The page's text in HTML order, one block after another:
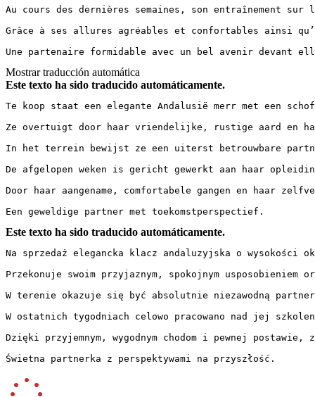
Au cours des dernières semaines, son entraînement
Grâce à ses allures agréables et confortables ainsi
Une partenaire formidable avec un bel avenir devant
Mostrar traducción automática
Este texto ha sido traducido automáticamente.
Te koop staat een elegante Andalusië merr met een
Ze overtuigt door haar vriendelijke, rustige aard en
In het terrein bewijst ze een uiterst betrouwbare
De afgelopen weken is gericht gewerkt aan haar
Door haar aangename, comfortabele gangen en
Een geweldige partner met toekomstperspectief.
Este texto ha sido traducido automáticamente.
Na sprzedaż elegancka klacz andaluzyjska o
Przekonuje swoim przyjaznym, spokojnym
W terenie okazuje się być absolutnie niezawodną
W ostatnich tygodniach celowo pracowano nad jej
Dzięki przyjemnym, wygodnym chodom i pewnej
Świetna partnerka z perspektywami na przyszłość.